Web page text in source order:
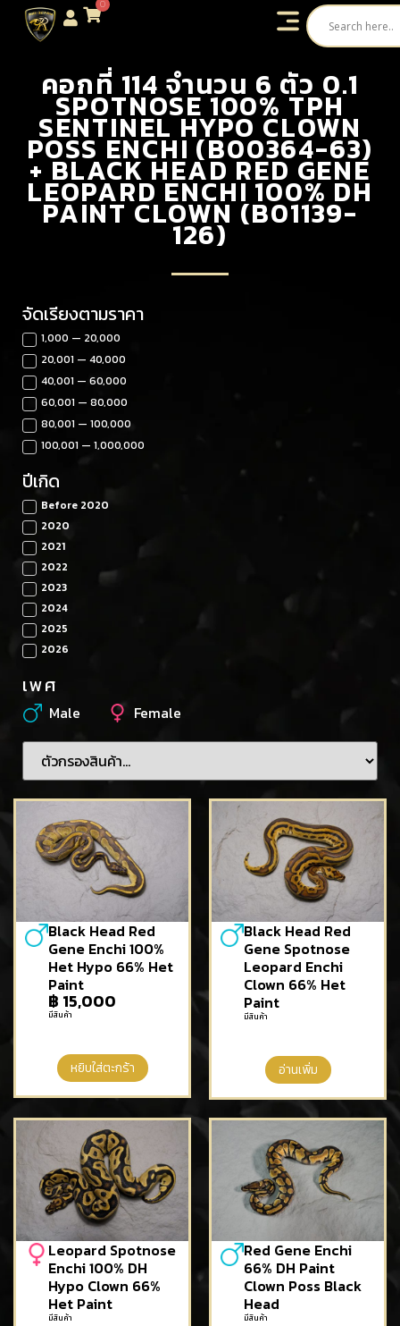
0
คอกที่ 114 จำนวน 6 ตัว 0.1
SPOTNOSE 100% TPH
SENTINEL HYPO CLOWN
POSS ENCHI (B00364-63)
+ BLACK HEAD RED GENE
LEOPARD ENCHI 100% DH
PAINT CLOWN (B01139-
126)
จัดเรียงตามราคา
1,000 — 20,000
20,001 — 40,000
40,001 — 60,000
60,001 — 80,000
80,001 — 100,000
100,001 — 1,000,000
ปีเกิด
Before 2020
2020
2021
2022
2023
2024
2025
2026
เพศ
Male Female
Black Head Red
Gene Enchi 100%
Het Hypo 66% Het
Paint
฿ 15,000
มีสินค้า
หยิบใส่ตะกร้า
Black Head Red
Gene Spotnose
Leopard Enchi
Clown 66% Het
Paint
มีสินค้า
อ่านเพิ่ม
Leopard Spotnose
Enchi 100% DH
Hypo Clown 66%
Het Paint
มีสินค้า
Red Gene Enchi
66% DH Paint
Clown Poss Black
Head
มีสินค้า